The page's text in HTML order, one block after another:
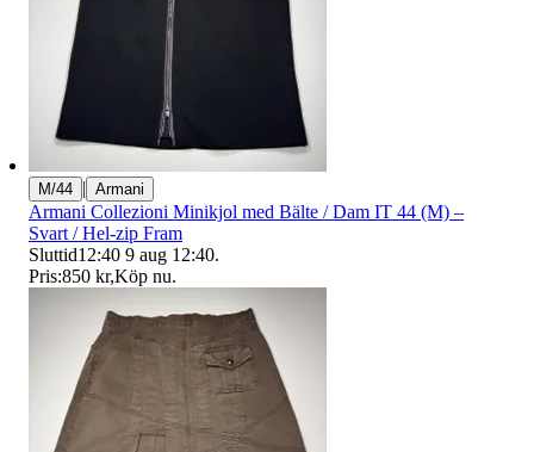
M/44 | Armani
Armani Collezioni Minikjol med Bälte / Dam IT 44 (M) –
Svart / Hel-zip Fram
Sluttid12:40 9 aug 12:40.
Pris:850 kr,Köp nu.